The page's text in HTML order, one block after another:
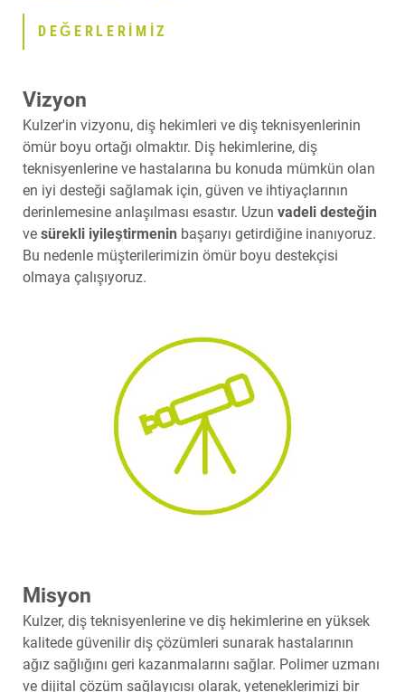
DEĞERLERIMIZ
Vizyon
Kulzer'in vizyonu, diş hekimleri ve diş teknisyenlerinin
ömür boyu ortağı olmaktır. Diş hekimlerine, diş
teknisyenlerine ve hastalarına bu konuda mümkün olan
en iyi desteği sağlamak için, güven ve ihtiyaçlarının
derinlemesine anlaşılması esastır. Uzun vadeli desteğin
ve sürekli iyileştirmenin başarıyı getirdiğine inanıyoruz.
Bu nedenle müşterilerimizin ömür boyu destekçisi
olmaya çalışıyoruz.
Misyon
Kulzer, diş teknisyenlerine ve diş hekimlerine en yüksek
kalitede güvenilir diş çözümleri sunarak hastalarının
ağız sağlığını geri kazanmalarını sağlar. Polimer uzmanı
ve dijital çözüm sağlayıcısı olarak, yeteneklerimizi bir